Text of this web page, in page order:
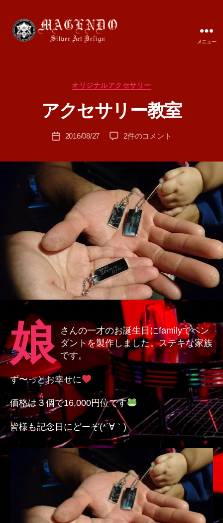
メニュー
カ
ゴ
リ
オリジナルアクセサリー
アクセサリー教室
投
作
T
投
2016/08/27
ア
ー
教
室
へ
の
2件のコメント
娘
さんの一才のお誕生日にfamilyでペン
ダントを製作しました。ステキな家族
です。
ず〜っとお幸せに
価格は３個で16,000円位です
皆様も記念日にどーぞ(*´∀｀)